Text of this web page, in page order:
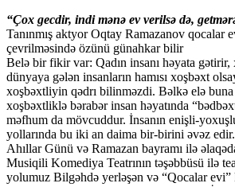
“Çox gecdir, indi mənə ev verilsə də,
Tanınmış aktyor Oqtay Ramazanov qocalar
çevrilməsində özünü günahkar bilir
Belə bir fikir var: Qadın insanı həyata
dünyaya gələn insanların hamısı xoşbəxt
xoşbəxtliyin qədrı bilinməzdi. Bəlkə elə
xoşbəxtliklə bərabər insan həyatında
məfhum da mövcuddur. İnsanın enişli-
yollarında bu iki an daima bir-birini əvəz edir.
Ahıllar Günü və Ramazan bayramı ilə
Musiqili Komediya Teatrının təşəbbüsü ilə
yolumuz Bilgəhdə yerləşən və “Qocalar evi”